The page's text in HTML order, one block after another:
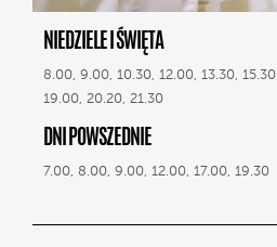
NIEDZIELE I ŚWIĘTA
8.00, 9.00, 10.30, 12.00, 13.30,
19.00, 20.20, 21.30
DNI POWSZEDNIE
7.00, 8.00, 9.00, 12.00, 17.00, 19.30